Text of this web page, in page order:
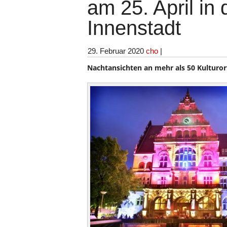
am 25. April in
Innenstadt
29. Februar 2020 cho |
Nachtansichten an mehr als 50